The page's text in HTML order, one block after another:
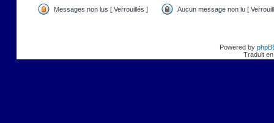
Messages non lus [ Verrouillés ] Aucun message non lu [
Powered by
Traduit